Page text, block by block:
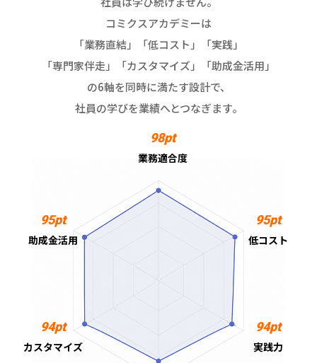
コミクスアカデミーは
「業務直結」「低コスト」「実践」
「専門家伴走」「カスタマイズ」「助成金活用」
の6軸を同時に満たす設計で、
社員の学びを業績へとつなぎます。
98pt
業務適合度
95pt
低コスト
94pt
実践力
94pt
カスタマイズ
95pt
助成金活用